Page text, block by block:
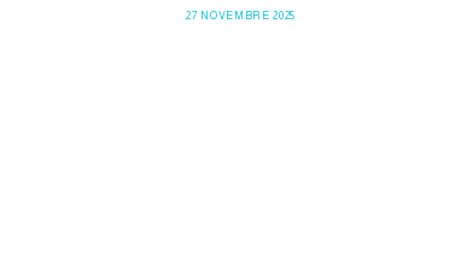
27 NOVEMBRE 2025